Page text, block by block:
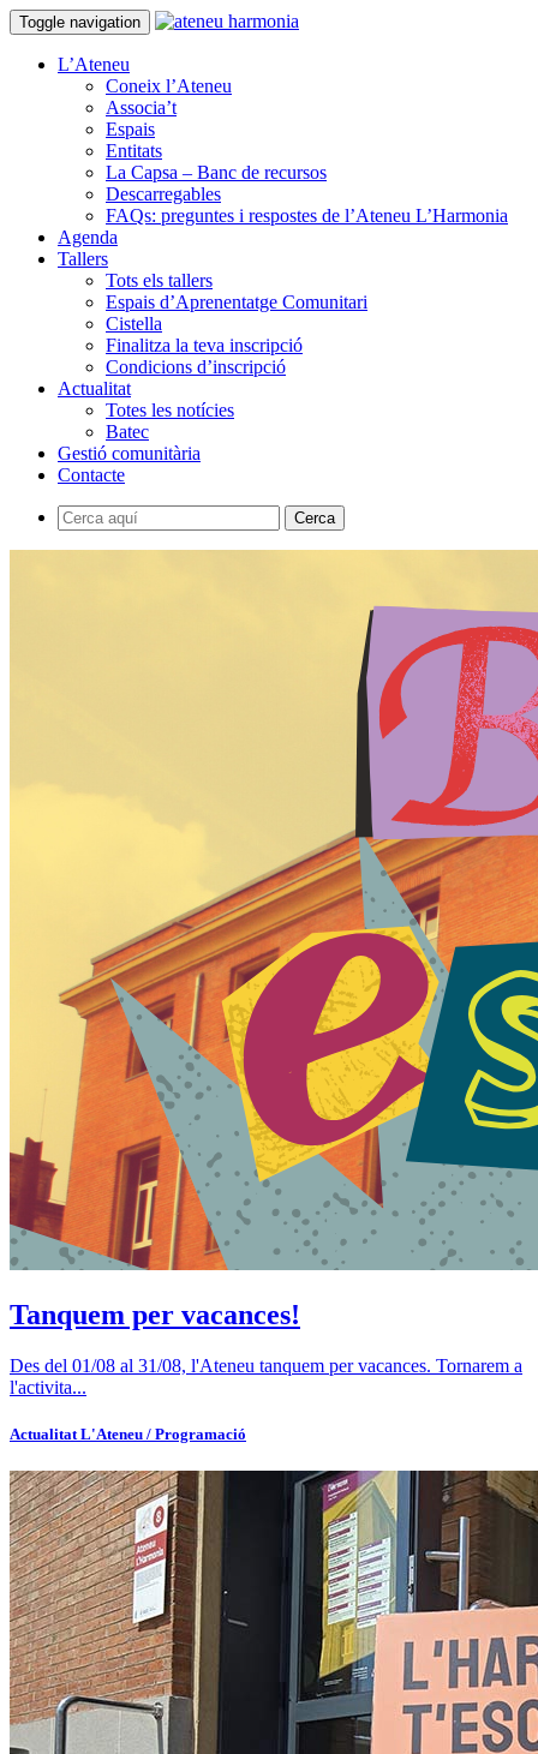
Toggle navigation
L’Ateneu
Coneix l’Ateneu
Associa’t
Espais
Entitats
La Capsa – Banc de recursos
Descarregables
FAQs: preguntes i respostes de l’Ateneu L’Harmonia
Agenda
Tallers
Tots els tallers
Espais d’Aprenentatge Comunitari
Cistella
Finalitza la teva inscripció
Condicions d’inscripció
Actualitat
Totes les notícies
Batec
Gestió comunitària
Contacte
Tanquem per vacances!
Des del 01/08 al 31/08, l'Ateneu tanquem per vacances. Tornarem a
l'activita...
Actualitat L'Ateneu / Programació